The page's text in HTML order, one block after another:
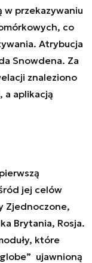
w przekazywaniu
co
Atrybucja
Snowdena. Za
znaleziono
a aplikacją
jej celów
Zjednoczone,
Brytania, Rosja.
które
ujawnioną